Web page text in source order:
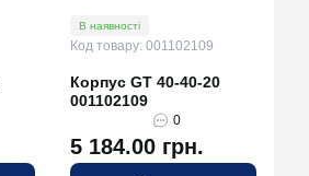
В наявності
Код товару: 001102109
Корпус GT 40-40-20
001102109
0
5 184.00 грн.